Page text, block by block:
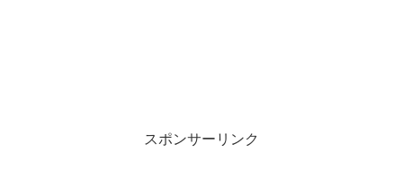
スポンサーリンク